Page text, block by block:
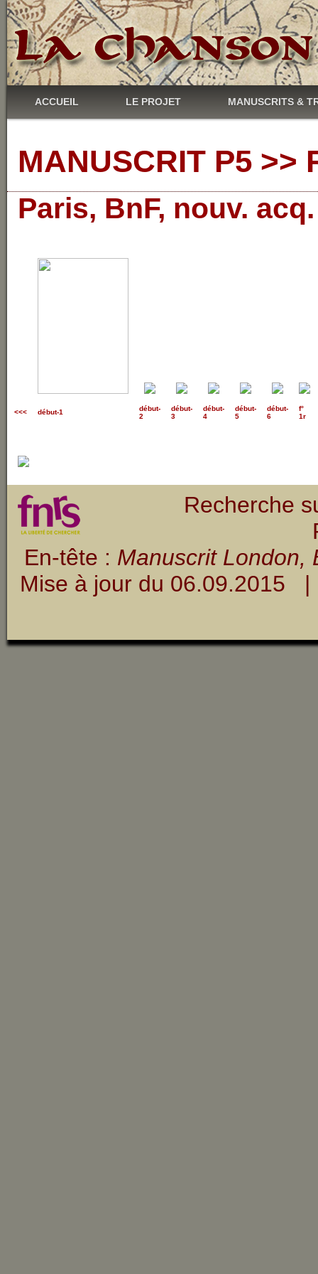
ACCUEIL LE PROJET MANUSCRITS &
MANUSCRIT P5
Paris, BnF, nouv.
<<< début-1 début-
2
début-
3
début-
4
début-
5
début-
6
f°
1r
Recherche
En-tête : Manuscrit London,
Mise à jour du 06.09.2015 |